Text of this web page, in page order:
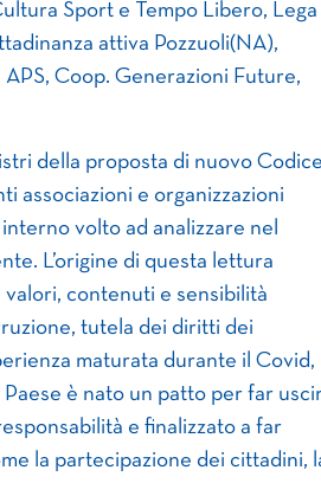
Sport e Tempo Libero, Lega
attiva Pozzuoli(NA),
Coop. Generazioni Future,
della proposta di nuovo Codice
associazioni e organizzazioni
volto ad analizzare nel
L’origine di questa lettura
contenuti e sensibilità
tutela dei diritti dei
maturata durante il Covid,
è nato un patto per far
e finalizzato a far
la partecipazione dei cittadini,